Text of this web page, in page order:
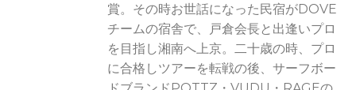
賞。その時お世話になった民宿がDOVE
チームの宿舎で、戸倉会長と出逢いプロ
を目指し湘南へ上京。二十歳の時、プロ
に合格しツアーを転戦の後、サーフボー